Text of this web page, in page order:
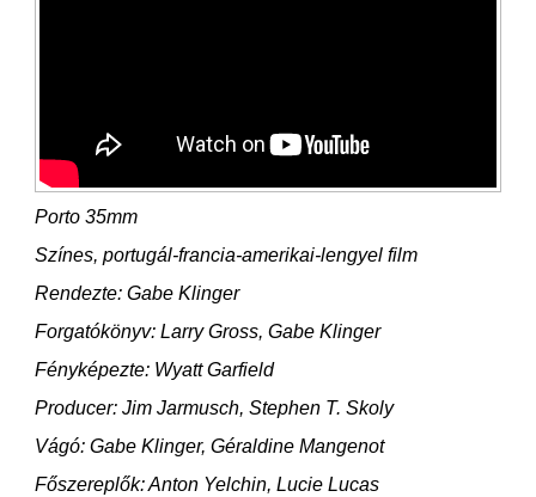
Porto 35mm
Színes, portugál-francia-amerikai-lengyel film
Rendezte: Gabe Klinger
Forgatókönyv: Larry Gross, Gabe Klinger
Fényképezte: Wyatt Garfield
Producer: Jim Jarmusch, Stephen T. Skoly
Vágó: Gabe Klinger, Géraldine Mangenot
Főszereplők: Anton Yelchin, Lucie Lucas